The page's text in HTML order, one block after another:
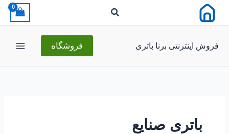
فروش اینترنتی برنا باتری فروشگاه
باتری صنایع